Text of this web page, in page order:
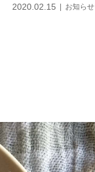
2020.02.15 お知らせ